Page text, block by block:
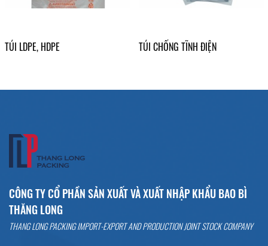
TÚI LDPE, HDPE TÚI CHỐNG TĨNH ĐIỆN
CÔNG TY CỔ PHẦN SẢN XUẤT VÀ XUẤT NHẬP KHẨU BAO BÌ
THĂNG LONG
THANG LONG PACKING IMPORT-EXPORT AND PRODUCTION JOINT STOCK COMPANY